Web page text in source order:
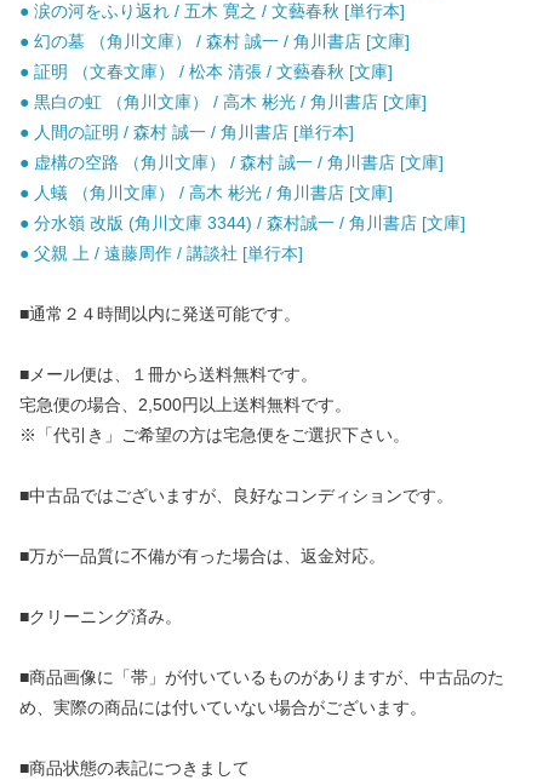
● 涙の河をふり返れ / 五木 寛之 / 文藝春秋 [単行本]
● 幻の墓 （角川文庫） / 森村 誠一 / 角川書店 [文庫]
● 証明 （文春文庫） / 松本 清張 / 文藝春秋 [文庫]
● 黒白の虹 （角川文庫） / 高木 彬光 / 角川書店 [文庫]
● 人間の証明 / 森村 誠一 / 角川書店 [単行本]
● 虚構の空路 （角川文庫） / 森村 誠一 / 角川書店 [文庫]
● 人蟻 （角川文庫） / 高木 彬光 / 角川書店 [文庫]
● 分水嶺 改版 (角川文庫 3344) / 森村誠一 / 角川書店 [文庫]
● 父親 上 / 遠藤周作 / 講談社 [単行本]
■通常２４時間以内に発送可能です。
■メール便は、１冊から送料無料です。
宅急便の場合、2,500円以上送料無料です。
※「代引き」ご希望の方は宅急便をご選択下さい。
■中古品ではございますが、良好なコンディションです。
■万が一品質に不備が有った場合は、返金対応。
■クリーニング済み。
■商品画像に「帯」が付いているものがありますが、中古品のた
め、実際の商品には付いていない場合がございます。
■商品状態の表記につきまして